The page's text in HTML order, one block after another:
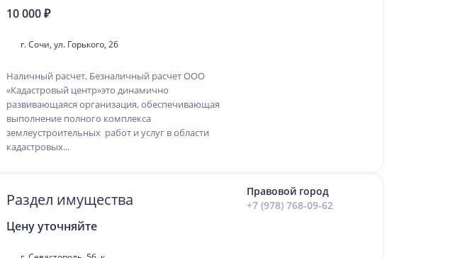
10 000 ₽
г. Сочи, ул. Горького, 26
Наличный расчет, Безналичный расчет ООО
«Кадастровый центр»это динамично
развивающаяся организация, обеспечивающая
выполнение полного комплекса
землеустроительных работ и услуг в области
кадастровых...
Раздел имущества
Цену уточняйте
Правовой город
+7 (978) 768-09-62